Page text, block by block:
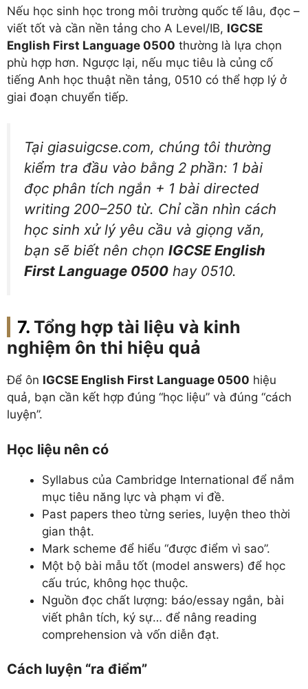
Nếu học sinh học trong môi trường quốc tế lâu, đọc –
viết tốt và cần nền tảng cho A Level/IB, IGCSE
English First Language 0500 thường là lựa chọn
phù hợp hơn. Ngược lại, nếu mục tiêu là củng cố
tiếng Anh học thuật nền tảng, 0510 có thể hợp lý ở
giai đoạn chuyển tiếp.
Tại giasuigcse.com, chúng tôi thường
kiểm tra đầu vào bằng 2 phần: 1 bài
đọc phân tích ngắn + 1 bài directed
writing 200–250 từ. Chỉ cần nhìn cách
học sinh xử lý yêu cầu và giọng văn,
bạn sẽ biết nên chọn IGCSE English
First Language 0500 hay 0510.
Tổng hợp tài liệu và kinh
nghiệm ôn thi hiệu quả
Để ôn IGCSE English First Language 0500 hiệu
quả, bạn cần kết hợp đúng “học liệu” và đúng “cách
luyện”.
Học liệu nên có
Syllabus của Cambridge International để nắm
mục tiêu năng lực và phạm vi đề.
Past papers theo từng series, luyện theo thời
gian thật.
Mark scheme để hiểu “được điểm vì sao”.
Một bộ bài mẫu tốt (model answers) để học
cấu trúc, không học thuộc.
Nguồn đọc chất lượng: báo/essay ngắn, bài
viết phân tích, ký sự… để nâng reading
comprehension và vốn diễn đạt.
Cách luyện “ra điểm”